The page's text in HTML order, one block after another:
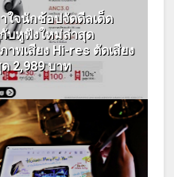
าใจนักช้อปจัดดีลเด็ด
บหูฟังใหม่ล่าสุด
าพเสียง Hi-res ตัดเสียง
2,989 บาท